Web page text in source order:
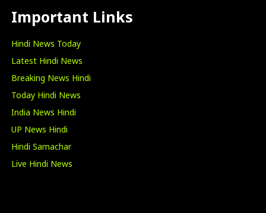
Important Links
Hindi News Today
Latest Hindi News
Breaking News Hindi
Today Hindi News
India News Hindi
UP News Hindi
Hindi Samachar
Live Hindi News